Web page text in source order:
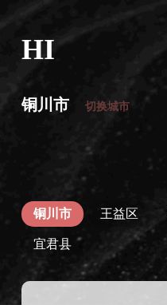
HI
铜川市 切换城市
铜川市 王益区
宜君县